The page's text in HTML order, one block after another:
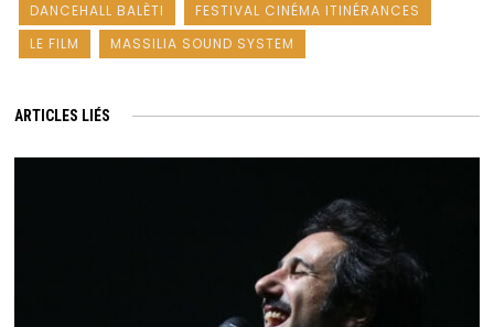
DANCEHALL BALÈTI
FESTIVAL CINÉMA ITINÉRANCES
LE FILM
MASSILIA SOUND SYSTEM
ARTICLES LIÉS